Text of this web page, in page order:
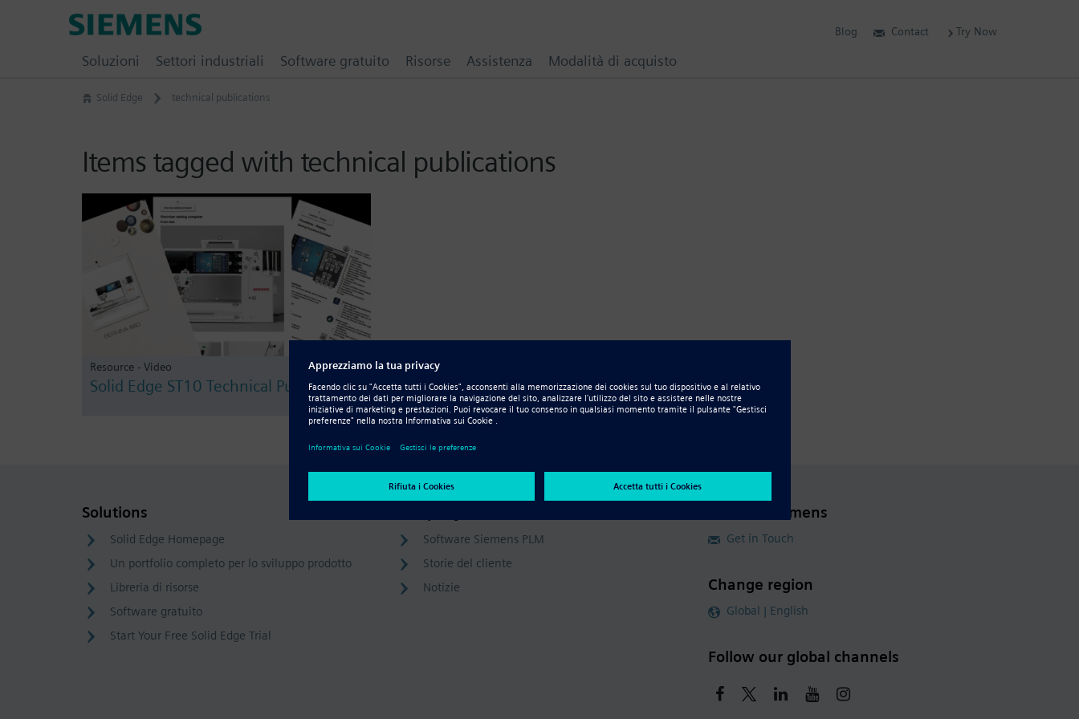
Solid Edge technical publications
Items tagged with technical publications
Resource - Video
Solid Edge ST10 Technical Publications
Solutions
Solid Edge Homepage
Un portfolio completo per lo sviluppo prodotto
Libreria di risorse
Software gratuito
Start Your Free Solid Edge Trial
Software Siemens PLM
Storie del cliente
Notizie
Contact Siemens
Get in Touch
Change region
Global | English
Follow our global channels
Blog Contact Try Now
Soluzioni Settori industriali Software gratuito Risorse Assistenza Modalità di acquisto